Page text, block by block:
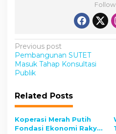
Follow
P
o
s
t
n
a
Previous post
Pembangunan SUTET
Masuk Tahap Konsultasi
Publik
Related Posts
Koperasi Merah Putih
Fondasi Ekonomi Rakyat